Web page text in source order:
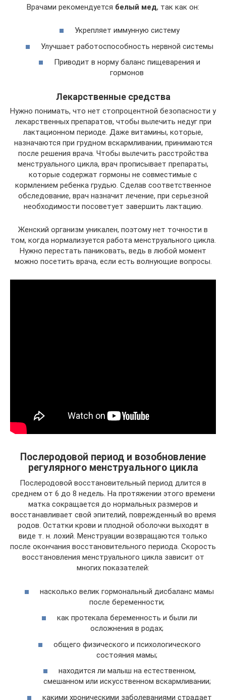
Врачами рекомендуется белый мед, так как он:
Укрепляет иммунную систему
Улучшает работоспособность нервной системы
Приводит в норму баланс пищеварения и
гормонов
Лекарственные средства
Нужно понимать, что нет стопроцентной безопасности у
лекарственных препаратов, чтобы вылечить недуг при
лактационном периоде. Даже витамины, которые,
назначаются при грудном вскармливании, принимаются
после решения врача. Чтобы вылечить расстройства
менструального цикла, врач прописывает препараты,
которые содержат гормоны не совместимые с
кормлением ребенка грудью. Сделав соответственное
обследование, врач назначит лечение, при серьезной
необходимости посоветует завершить лактацию.
Женский организм уникален, поэтому нет точности в
том, когда нормализуется работа менструального цикла.
Нужно перестать паниковать, ведь в любой момент
можно посетить врача, если есть волнующие вопросы.
Послеродовой период и возобновление
регулярного менструального цикла
Послеродовой восстановительный период длится в
среднем от 6 до 8 недель. На протяжении этого времени
матка сокращается до нормальных размеров и
восстанавливает свой эпителий, поврежденный во время
родов. Остатки крови и плодной оболочки выходят в
виде т. н. лохий. Менструации возвращаются только
после окончания восстановительного периода. Скорость
восстановления менструального цикла зависит от
многих показателей:
насколько велик гормональный дисбаланс мамы
после беременности;
как протекала беременность и были ли
осложнения в родах;
общего физического и психологического
состояния мамы;
находится ли малыш на естественном,
смешанном или искусственном вскармливании;
какими хроническими заболеваниями страдает